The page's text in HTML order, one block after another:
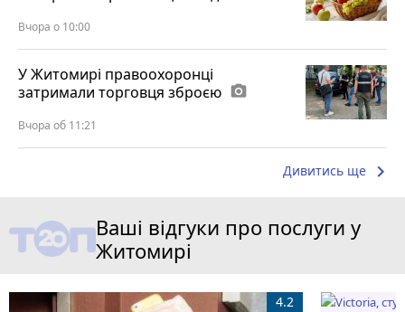
Вчора о 10:00
У Житомирі правоохоронці
затримали торговця зброєю photo_camera
Вчора об 11:21
Дивитись ще keyboard_arrow_right
Ваші відгуки про послуги у
Житомирі
4.2